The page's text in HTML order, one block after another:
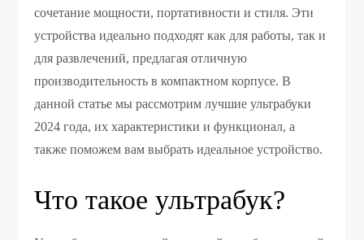
сочетание мощности, портативности и стиля. Эти
устройства идеально подходят как для работы, так и
для развлечений, предлагая отличную
производительность в компактном корпусе. В
данной статье мы рассмотрим лучшие ультрабуки
2024 года, их характеристики и функционал, а
также поможем вам выбрать идеальное устройство.
Что такое ультрабук?